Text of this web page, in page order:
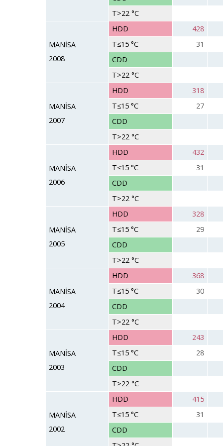
T>22 °C
MANİSA
2008
HDD
428
T≤15 °C
31
CDD
T>22 °C
MANİSA
2007
HDD
318
T≤15 °C
27
CDD
T>22 °C
MANİSA
2006
HDD
432
T≤15 °C
31
CDD
T>22 °C
MANİSA
2005
HDD
328
T≤15 °C
29
CDD
T>22 °C
MANİSA
2004
HDD
368
T≤15 °C
30
CDD
T>22 °C
MANİSA
2003
HDD
243
T≤15 °C
28
CDD
T>22 °C
MANİSA
2002
HDD
415
T≤15 °C
31
CDD